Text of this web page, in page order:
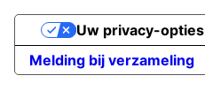
Melding bij verzameling
Uw privacy-opties